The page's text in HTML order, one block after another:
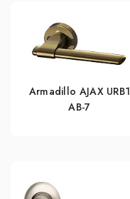
Armadillo AJAX URB1
АВ-7